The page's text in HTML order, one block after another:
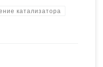
катализатора